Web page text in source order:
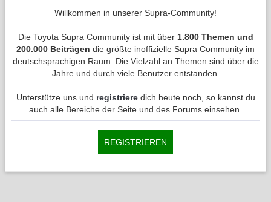
Willkommen in unserer Supra-Community!
Die Toyota Supra Community ist mit über 1.800 Themen und
200.000 Beiträgen die größte inoffizielle Supra Community im
deutschsprachigen Raum. Die Vielzahl an Themen sind über die
Jahre und durch viele Benutzer entstanden.
Unterstütze uns und registrieredich heute noch, so kannst du
auch alle Bereiche der Seite und des Forums einsehen.
REGISTRIEREN